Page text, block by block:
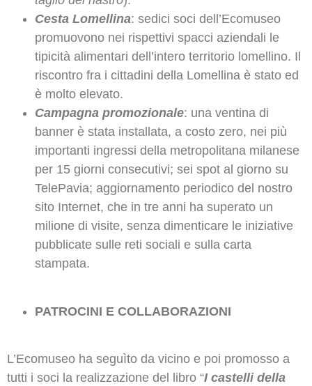
Cesta Lomellina: sedici soci dell’Ecomuseo
promuovono nei rispettivi spacci aziendali le
tipicità alimentari dell’intero territorio lomellino. Il
riscontro fra i cittadini della Lomellina è stato ed
è molto elevato.
Campagna promozionale: una ventina di
banner è stata installata, a costo zero, nei più
importanti ingressi della metropolitana milanese
per 15 giorni consecutivi; sei spot al giorno su
TelePavia; aggiornamento periodico del nostro
sito Internet, che in tre anni ha superato un
milione di visite, senza dimenticare le iniziative
pubblicate sulle reti sociali e sulla carta
stampata.
PATROCINI E COLLABORAZIONI
L’Ecomuseo ha seguìto da vicino e poi promosso a
tutti i soci la realizzazione del libro “I castelli della